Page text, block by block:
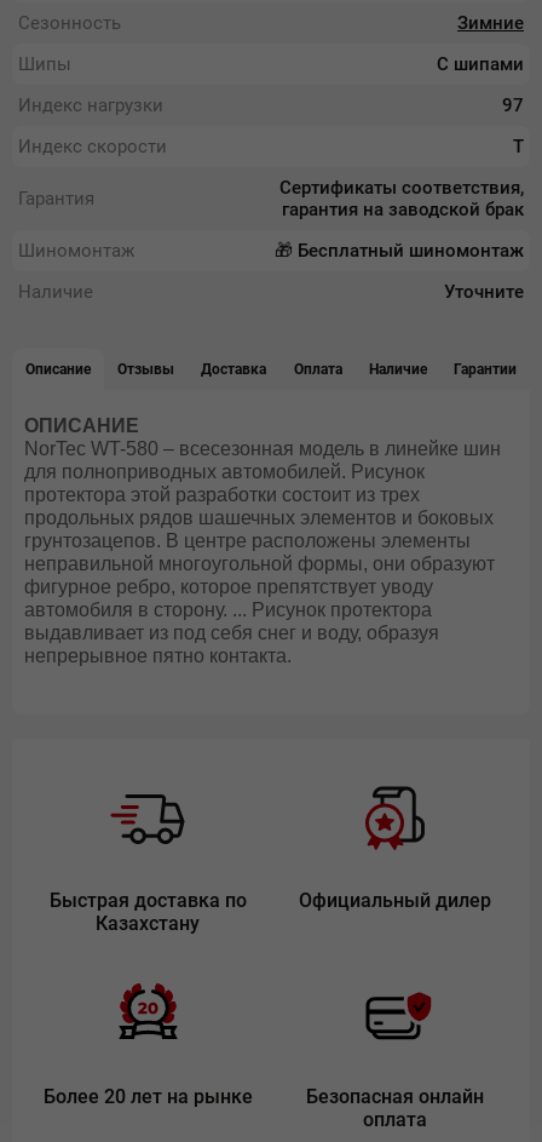
Сезонность
Зимние
Шипы
С шипами
Индекс нагрузки
97
Индекс скорости
T
Гарантия
Сертификаты соответствия,
гарантия на заводской брак
Шиномонтаж
🎁 Бесплатный шиномонтаж
Наличие
Уточните
Описание Отзывы Доставка Оплата Наличие Гарантии
ОПИСАНИЕ
NorTec WT-580 – всесезонная модель в линейке шин
для полноприводных автомобилей. Рисунок
протектора этой разработки состоит из трех
продольных рядов шашечных элементов и боковых
грунтозацепов. В центре расположены элементы
неправильной многоугольной формы, они образуют
фигурное ребро, которое препятствует уводу
автомобиля в сторону. ... Рисунок протектора
выдавливает из под себя снег и воду, образуя
непрерывное пятно контакта.
Быстрая доставка по
Казахстану
Официальный дилер
Более 20 лет на рынке
Безопасная онлайн
оплата